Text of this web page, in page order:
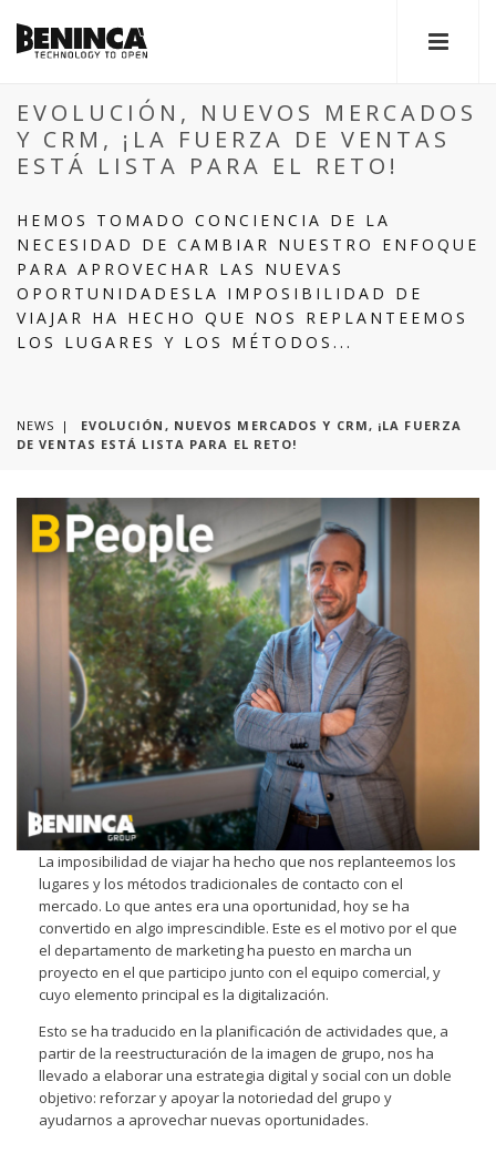
EVOLUCIÓN, NUEVOS MERCADOS
Y CRM, ¡LA FUERZA DE VENTAS
ESTÁ LISTA PARA EL RETO!
HEMOS TOMADO CONCIENCIA DE LA
NECESIDAD DE CAMBIAR NUESTRO ENFOQUE
PARA APROVECHAR LAS NUEVAS
OPORTUNIDADESLA IMPOSIBILIDAD DE
VIAJAR HA HECHO QUE NOS REPLANTEEMOS
LOS LUGARES Y LOS MÉTODOS...
NEWS
EVOLUCIÓN, NUEVOS MERCADOS Y CRM, ¡LA FUERZA
DE VENTAS ESTÁ LISTA PARA EL RETO!
La imposibilidad de viajar ha hecho que nos replanteemos los
lugares y los métodos tradicionales de contacto con el
mercado. Lo que antes era una oportunidad, hoy se ha
convertido en algo imprescindible. Este es el motivo por el que
el departamento de marketing ha puesto en marcha un
proyecto en el que participo junto con el equipo comercial, y
cuyo elemento principal es la digitalización.
Esto se ha traducido en la planificación de actividades que, a
partir de la reestructuración de la imagen de grupo, nos ha
llevado a elaborar una estrategia digital y social con un doble
objetivo: reforzar y apoyar la notoriedad del grupo y
ayudarnos a aprovechar nuevas oportunidades.